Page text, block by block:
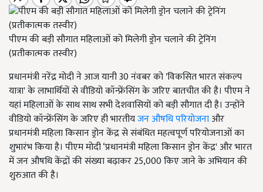
पीएम की बड़ी सौगात महिलाओं को मिलेगी ड्रोन चलाने की ट्रेनिंग
(प्रतीकात्मक तस्वीर)
प्रधानमंत्री नरेंद्र मोदी ने आज यानी 30 नंवबर को 'विकसित भारत संकल्प
यात्रा' के लाभार्थियों से वीडियो कॉन्फ्रेंसिंग के जरिए बातचीत की है। पीएम ने
यहां महिलाओं के साथ साथ सभी देशवासियों को बड़ी सौगात दी है। उन्होंने
वीडियो कॉन्फ्रेंसिंग के जरिए ही भारतीयजन औषधि परियोजनाऔर
प्रधानमंत्री महिला किसान ड्रोन केंद्र से संबंधित महत्वपूर्ण परियोजनाओं का
शुभारंभ किया है। पीएम मोदी ‘प्रधानमंत्री महिला किसान ड्रोन केंद्र' और भारत
में जन औषधि केंद्रों की संख्या बढ़ाकर 25,000 किए जाने के अभियान की
शुरुआत की है।